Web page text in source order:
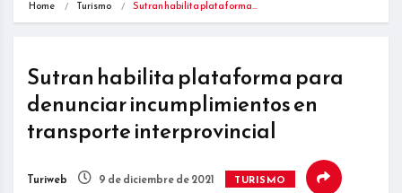
Home Turismo Sutran habilita plataforma…
Sutran habilita plataforma para
denunciar incumplimientos en
transporte interprovincial
Turiweb 9 de diciembre de 2021 TURISMO